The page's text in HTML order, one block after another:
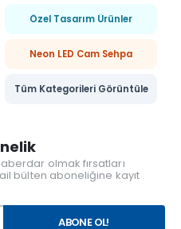
Özel Tasarım Ürünler
Neon LED Cam Sehpa
Tüm Kategorileri Görüntüle
olmak fırsatları
bülten aboneliğine kayıt